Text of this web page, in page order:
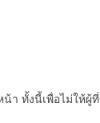
ทั้งนี้เพื่อไม่ให้ผู้